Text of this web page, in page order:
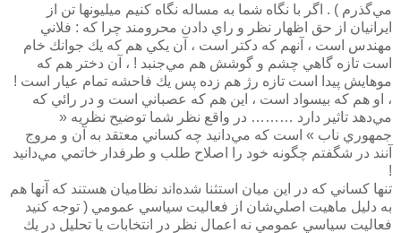
مي‌گذرم ) . اگر با نگاه شما به مساله نگاه كنيم ميليونها تن از
ايرانيان از حق اظهار نظر و راي دادن محرومند چرا كه : فلاني
مهندس است ، آنهم كه دكتر است ، آن يكي هم كه يك جوانك خام
است تازه گاهي چشم و گوشش هم مي‌جنبد ! ، آن دختر هم كه
موهايش پيدا است تازه رژ هم زده پس يك فاحشه تمام عيار است !
، او هم كه بيسواد است ، اين هم كه عصباني است و در رائي كه
مي‌دهد تاثير دارد ……… در واقع نظر شما توضيح نظريه «
جمهوري ناب » است كه مي‌دانيد چه كساني معتقد به آن و مروج
آنند در شگفتم چگونه خود را اصلاح طلب و طرفدار خاتمي مي‌دانيد
!
تنها كساني كه در اين ميان استثنا شده‌اند نظاميان هستند كه آنها هم
به دليل ماهيت اصلي‌شان از فعاليت سياسي عمومي ( توجه كنيد
فعاليت سياسي عمومي نه اعمال نظر در انتخابات يا تحليل در يك